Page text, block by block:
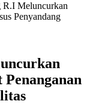
R.I Meluncurkan
Penyandang